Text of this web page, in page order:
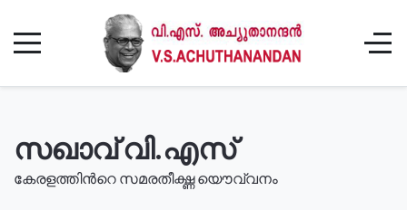
സഖാവ് വി.എസ്
കേരളത്തിൻറെ സമരതീക്ഷ്ണ യൌവ്വനം